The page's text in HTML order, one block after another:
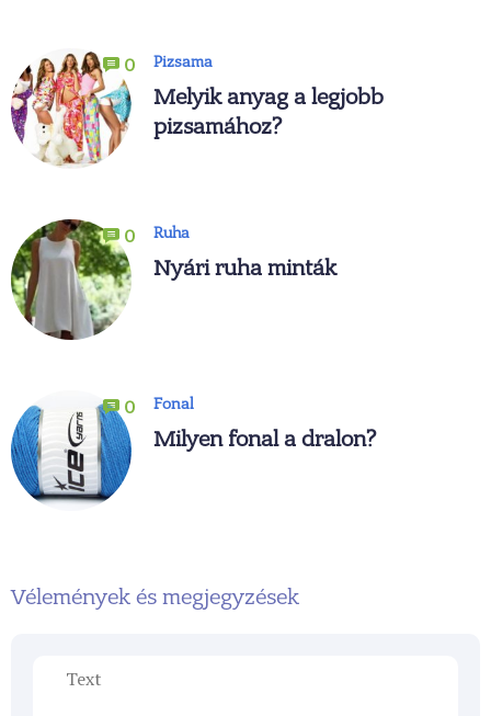
0 Pizsama
Melyik anyag a legjobb
pizsamához?
0 Ruha
Nyári ruha minták
0 Fonal
Milyen fonal a dralon?
Vélemények és megjegyzések